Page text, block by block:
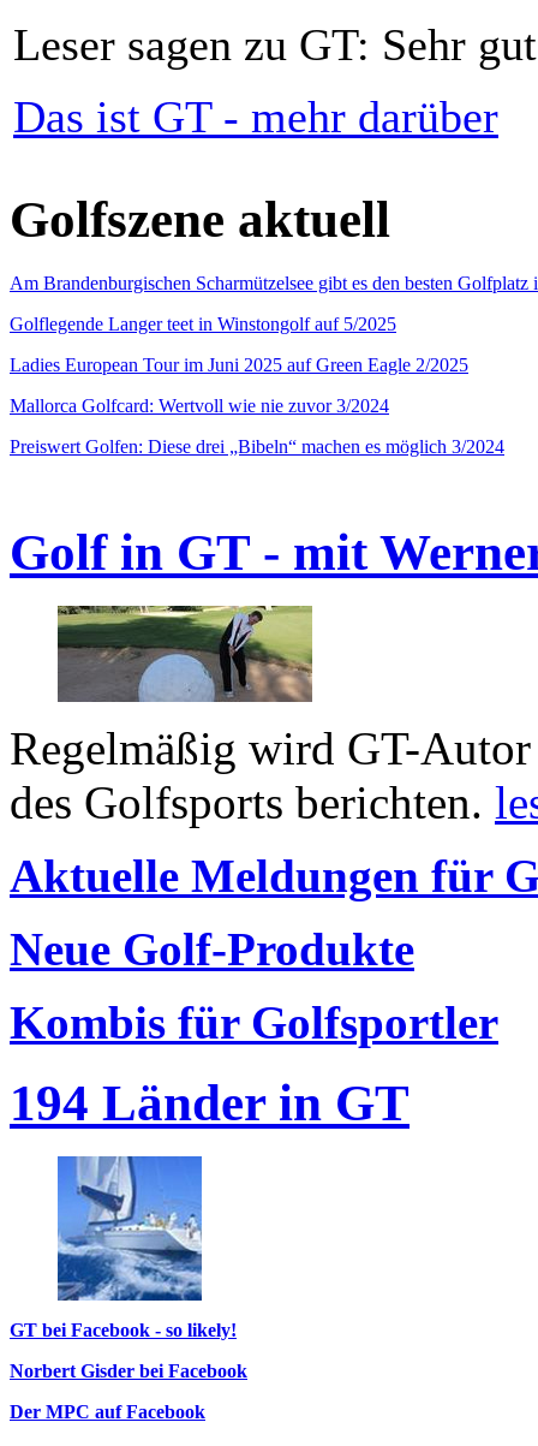
Leser sagen zu GT: Sehr
Das ist GT - mehr darüber
Golfszene aktuell
Am Brandenburgischen Scharmützelsee gibt es den besten
Golflegende Langer teet in Winstongolf auf 5/2025
Ladies European Tour im Juni 2025 auf Green Eagle 2/2025
Mallorca Golfcard: Wertvoll wie nie zuvor 3/2024
Preiswert Golfen: Diese drei „Bibeln“ machen es möglich 3/2024
Golf in GT - mit
Regelmäßig wird GT-
des Golfsports berichten.
Aktuelle Meldungen für
Neue Golf-Produkte
Kombis für Golfsportler
194 Länder in GT
GT bei Facebook - so likely!
Norbert Gisder bei Facebook
Der MPC auf Facebook